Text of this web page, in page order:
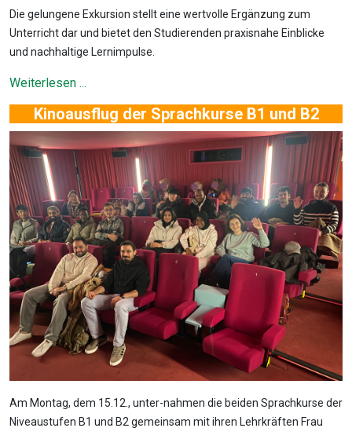
Die gelungene Exkursion stellt eine wertvolle Ergänzung zum
Unterricht dar und bietet den Studierenden praxisnahe Einblicke
und nachhaltige Lernimpulse.
Weiterlesen ...
Kinoausflug der Sprachkurse B1 und B2
Am Montag, dem 15.12., unter-nahmen die beiden Sprachkurse der
Niveaustufen B1 und B2 gemeinsam mit ihren Lehrkräften Frau